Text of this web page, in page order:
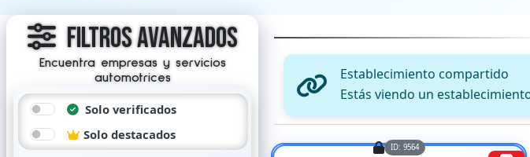
Filtros Avanzados
Encuentra empresas y servicios
automotrices
Solo verificados
Solo destacados
Establecimiento compartido
Estás viendo un
ID: 9564